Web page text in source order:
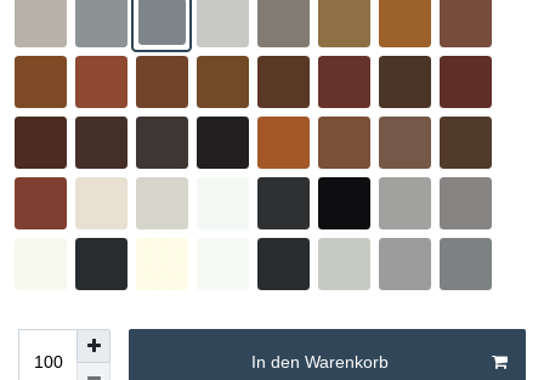
In den Warenkorb